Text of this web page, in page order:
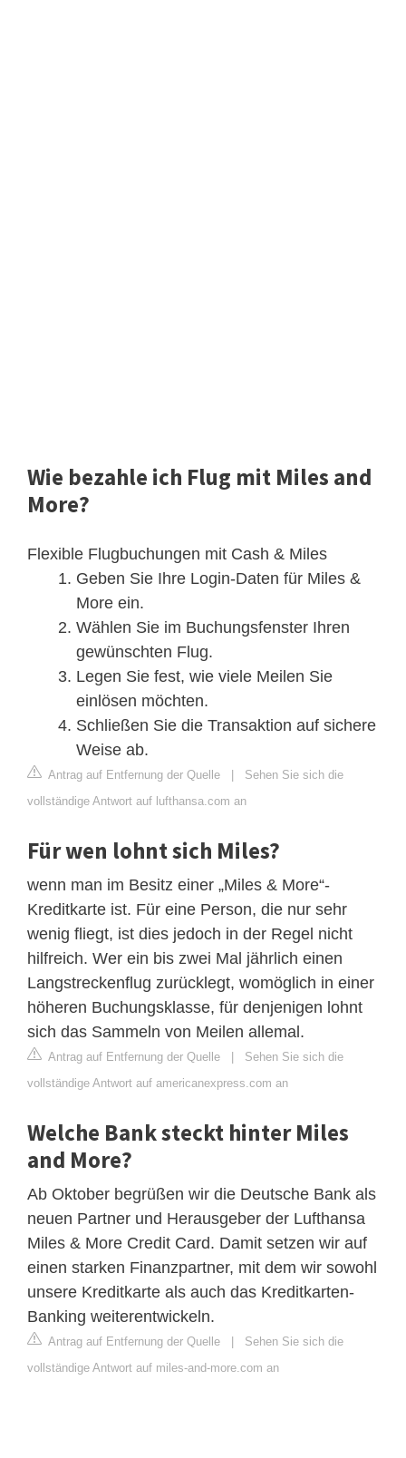
Wie bezahle ich Flug mit Miles and
More?
Flexible Flugbuchungen mit Cash & Miles
Geben Sie Ihre Login-Daten für Miles &
More ein.
Wählen Sie im Buchungsfenster Ihren
gewünschten Flug.
Legen Sie fest, wie viele Meilen Sie
einlösen möchten.
Schließen Sie die Transaktion auf sichere
Weise ab.
Antrag auf Entfernung der Quelle | Sehen Sie sich die
vollständige Antwort auf lufthansa.com an
Für wen lohnt sich Miles?
wenn man im Besitz einer „Miles & More“-
Kreditkarte ist. Für eine Person, die nur sehr
wenig fliegt, ist dies jedoch in der Regel nicht
hilfreich. Wer ein bis zwei Mal jährlich einen
Langstreckenflug zurücklegt, womöglich in einer
höheren Buchungsklasse, für denjenigen lohnt
sich das Sammeln von Meilen allemal.
Antrag auf Entfernung der Quelle | Sehen Sie sich die
vollständige Antwort auf americanexpress.com an
Welche Bank steckt hinter Miles
and More?
Ab Oktober begrüßen wir die Deutsche Bank als
neuen Partner und Herausgeber der Lufthansa
Miles & More Credit Card. Damit setzen wir auf
einen starken Finanzpartner, mit dem wir sowohl
unsere Kreditkarte als auch das Kreditkarten-
Banking weiterentwickeln.
Antrag auf Entfernung der Quelle | Sehen Sie sich die
vollständige Antwort auf miles-and-more.com an